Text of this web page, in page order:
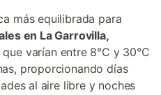
más equilibrada para
en La Garrovilla,
varían entre 8°C y 30°C
proporcionando días
al aire libre y noches